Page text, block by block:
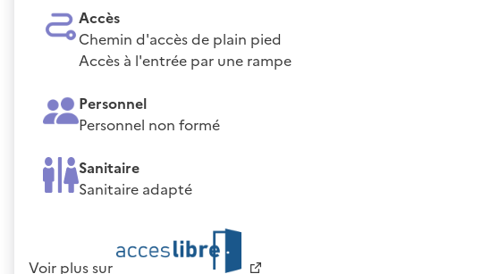
Accès
Chemin d'accès de plain pied
Accès à l'entrée par une rampe
Personnel
Personnel non formé
Sanitaire
Sanitaire adapté
Voir plus sur